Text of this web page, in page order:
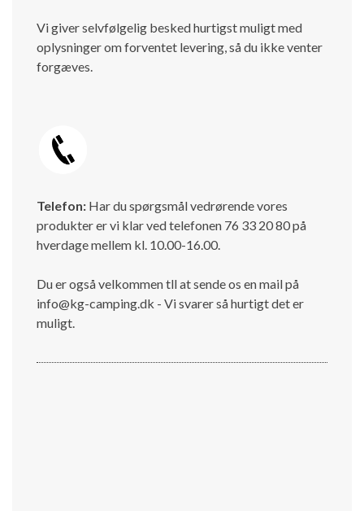
Vi giver selvfølgelig besked hurtigst muligt med
oplysninger om forventet levering, så du ikke venter
forgæves.
Telefon: Har du spørgsmål vedrørende vores
produkter er vi klar ved telefonen 76 33 20 80 på
hverdage mellem kl. 10.00-16.00.
Du er også velkommen tll at sende os en mail på
info@kg-camping.dk - Vi svarer så hurtigt det er
muligt.